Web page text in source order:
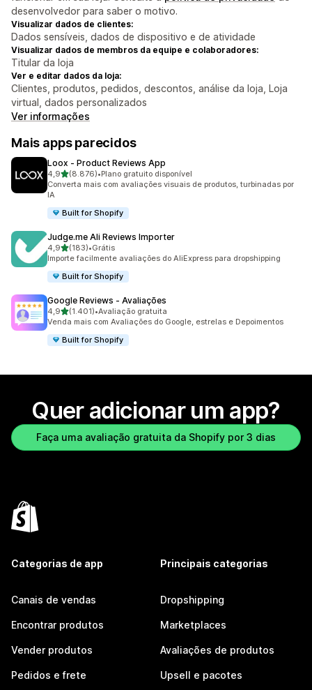
desenvolvedor para saber o motivo.
Visualizar dados de clientes:
Dados sensíveis, dados de dispositivo e de atividade
Visualizar dados de membros da equipe e colaboradores:
Titular da loja
Ver e editar dados da loja:
Clientes, produtos, pedidos, descontos, análise da loja, Loja
virtual, dados personalizados
Ver informações
Mais apps parecidos
Loox ‑ Product Reviews App
4,9de 5 estrelas
(8.876)
8876 avaliações ao todo
•Plano gratuito disponível
Converta mais com avaliações visuais de produtos, turbinadas por
IA
Built for Shopify
Judge.me Ali Reviews Importer
4,9de 5 estrelas
(183)
183 avaliações ao todo
•Grátis
Importe facilmente avaliações do AliExpress para dropshipping
Built for Shopify
Google Reviews ‑ Avaliações
4,9de 5 estrelas
(1.401)
1401 avaliações ao todo
•Avaliação gratuita
Venda mais com Avaliações do Google, estrelas e Depoimentos
Built for Shopify
Quer adicionar um app?
Faça uma avaliação gratuita da Shopify por 3 dias
Categorias de app
Canais de vendas
Encontrar produtos
Vender produtos
Pedidos e frete
Principais categorias
Dropshipping
Marketplaces
Avaliações de produtos
Upsell e pacotes